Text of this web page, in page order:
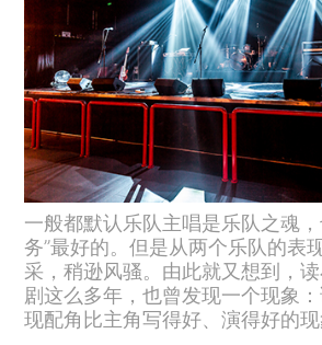
一般都默认乐队主唱是乐队之魂
务”最好的。但是从两个乐队的表
采，稍逊风骚。由此就又想到，
剧这么多年，也曾发现一个现象
现配角比主角写得好、演得好的